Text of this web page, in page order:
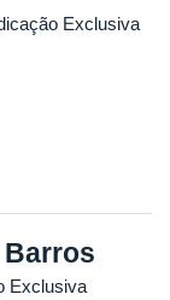
Exclusiva
Exclusiva